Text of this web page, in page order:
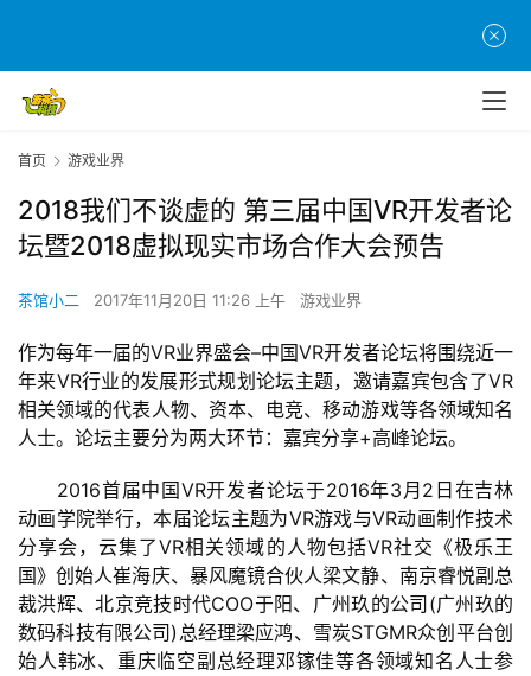
首页 游戏业界
2018我们不谈虚的 第三届中国VR开发者论
坛暨2018虚拟现实市场合作大会预告
茶馆小二 2017年11月20日 11:26 上午 游戏业界
作为每年一届的VR业界盛会–中国VR开发者论坛将围绕近一
年来VR行业的发展形式规划论坛主题，邀请嘉宾包含了VR
相关领域的代表人物、资本、电竞、移动游戏等各领域知名
人士。论坛主要分为两大环节：嘉宾分享+高峰论坛。
2016首届中国VR开发者论坛于2016年3月2日在吉林
动画学院举行，本届论坛主题为VR游戏与VR动画制作技术
分享会，云集了VR相关领域的人物包括VR社交《极乐王
国》创始人崔海庆、暴风魔镜合伙人梁文静、南京睿悦副总
裁洪辉、北京竞技时代COO于阳、广州玖的公司(广州玖的
数码科技有限公司)总经理梁应鸿、雪炭STGMR众创平台创
始人韩冰、重庆临空副总经理邓镓佳等各领域知名人士参